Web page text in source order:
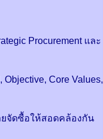
Procurement และ
Core Values,
จัดซื้อให้สอดคล้องกัน